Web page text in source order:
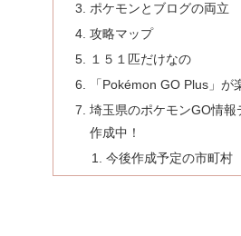
ポケモンとブログの両立
攻略マップ
１５１匹だけなの
「Pokémon GO Plus」が
埼玉県のポケモンGO情報
作成中！
今後作成予定の市町村